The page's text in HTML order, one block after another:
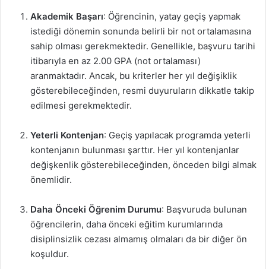
Akademik Başarı: Öğrencinin, yatay geçiş yapmak
istediği dönemin sonunda belirli bir not ortalamasına
sahip olması gerekmektedir. Genellikle, başvuru tarihi
itibarıyla en az 2.00 GPA (not ortalaması)
aranmaktadır. Ancak, bu kriterler her yıl değişiklik
gösterebileceğinden, resmi duyuruların dikkatle takip
edilmesi gerekmektedir.
Yeterli Kontenjan: Geçiş yapılacak programda yeterli
kontenjanın bulunması şarttır. Her yıl kontenjanlar
değişkenlik gösterebileceğinden, önceden bilgi almak
önemlidir.
Daha Önceki Öğrenim Durumu: Başvuruda bulunan
öğrencilerin, daha önceki eğitim kurumlarında
disiplinsizlik cezası almamış olmaları da bir diğer ön
koşuldur.